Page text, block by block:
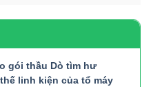
gói thầu Dò tìm hư
linh kiện của tổ máy